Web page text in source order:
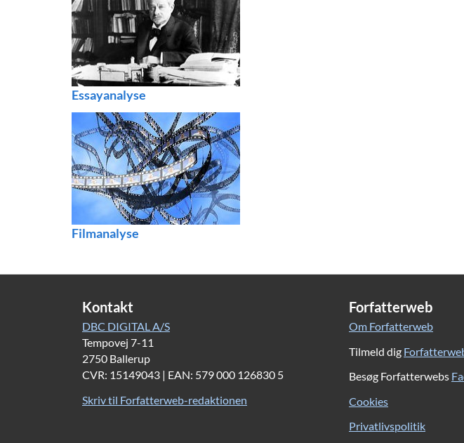
Essayanalyse
Filmanalyse
Kontakt
DBC DIGITAL A/S
Tempovej 7-11
2750 Ballerup
CVR: 15149043 | EAN: 579 000 126830 5
Skriv til Forfatterweb-redaktionen
Forfatterweb
Om Forfatterweb
Tilmeld dig
Besøg Forfatterwebs
Cookies
Privatlivspolitik